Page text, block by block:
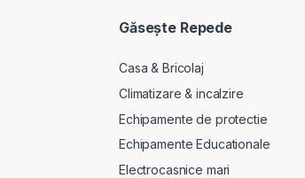
Găseşte Repede
Casa & Bricolaj
Climatizare & incalzire
Echipamente de protectie
Echipamente Educationale
Electrocasnice mari